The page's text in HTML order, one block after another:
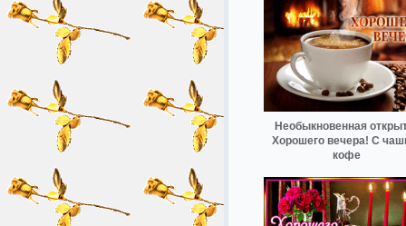
Необыкновенная
Хорошего вечера! С
кофе